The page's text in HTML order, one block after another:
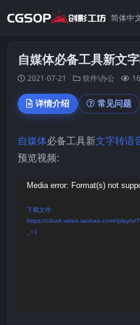
自媒体必备工具新文
2021-07-21 软件\办公
详情介绍 常见问题
自媒体必备工具新文字转语
预览视频:
Media error: Format(s) not
下载文件:
https://cloud.video.taobao.com//play/
_=1